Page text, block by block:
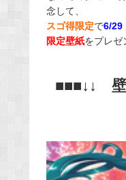
念して、
スゴ得限定で6/29
限定壁紙をプレ
■■■↓↓